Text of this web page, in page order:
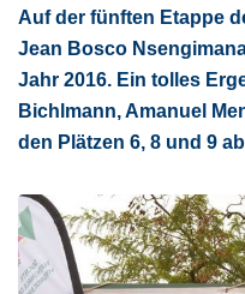
Auf der fünften Etappe
Jean Bosco
Jahr 2016. Ein tolles
Bichlmann, Amanuel
den Plätzen 6, 8 und 9